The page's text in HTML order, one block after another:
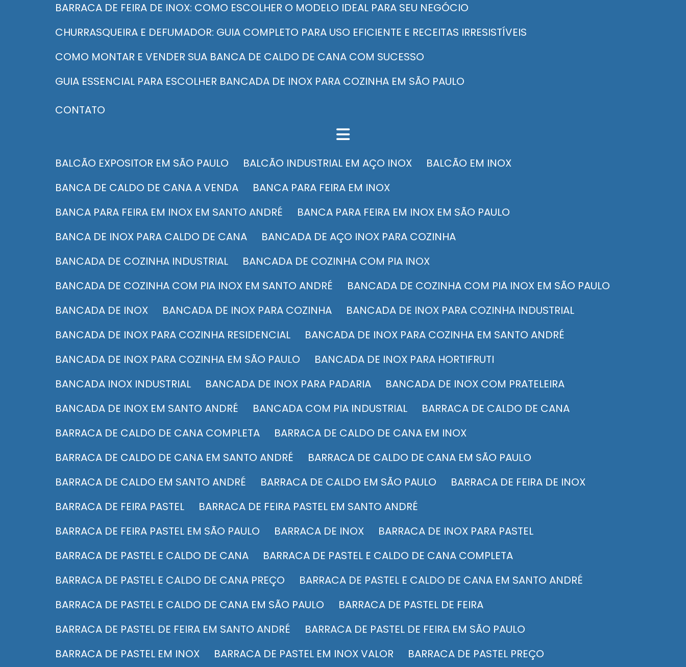
BARRACA DE FEIRA DE INOX: COMO ESCOLHER O MODELO IDEAL PARA SEU NEGÓCIO
CHURRASQUEIRA E DEFUMADOR: GUIA COMPLETO PARA USO EFICIENTE E RECEITAS IRRESISTÍVEIS
COMO MONTAR E VENDER SUA BANCA DE CALDO DE CANA COM SUCESSO
GUIA ESSENCIAL PARA ESCOLHER BANCADA DE INOX PARA COZINHA EM SÃO PAULO
CONTATO
BALCÃO EXPOSITOR EM SÃO PAULO BALCÃO INDUSTRIAL EM AÇO INOX
BALCÃO EM INOX
BANCA DE CALDO DE CANA A VENDA
BANCA PARA FEIRA EM INOX
BANCA PARA FEIRA EM INOX EM SANTO ANDRÉ
BANCA PARA FEIRA EM INOX EM SÃO PAULO
BANCA DE INOX PARA CALDO DE CANA
BANCADA DE AÇO INOX PARA COZINHA
BANCADA DE COZINHA INDUSTRIAL
BANCADA DE COZINHA COM PIA INOX
BANCADA DE COZINHA COM PIA INOX EM SANTO ANDRÉ
BANCADA DE COZINHA COM PIA INOX EM SÃO PAULO
BANCADA DE INOX
BANCADA DE INOX PARA COZINHA
BANCADA DE INOX PARA COZINHA INDUSTRIAL
BANCADA DE INOX PARA COZINHA RESIDENCIAL
BANCADA DE INOX PARA COZINHA EM SANTO ANDRÉ
BANCADA DE INOX PARA COZINHA EM SÃO PAULO
BANCADA DE INOX PARA HORTIFRUTI
BANCADA INOX INDUSTRIAL
BANCADA DE INOX PARA PADARIA
BANCADA DE INOX COM PRATELEIRA
BANCADA DE INOX EM SANTO ANDRÉ
BANCADA COM PIA INDUSTRIAL
BARRACA DE CALDO DE CANA
BARRACA DE CALDO DE CANA COMPLETA
BARRACA DE CALDO DE CANA EM INOX
BARRACA DE CALDO DE CANA EM SANTO ANDRÉ
BARRACA DE CALDO DE CANA EM SÃO PAULO
BARRACA DE CALDO EM SANTO ANDRÉ
BARRACA DE CALDO EM SÃO PAULO
BARRACA DE FEIRA DE INOX
BARRACA DE FEIRA PASTEL
BARRACA DE FEIRA PASTEL EM SANTO ANDRÉ
BARRACA DE FEIRA PASTEL EM SÃO PAULO
BARRACA DE INOX
BARRACA DE INOX PARA PASTEL
BARRACA DE PASTEL E CALDO DE CANA
BARRACA DE PASTEL E CALDO DE CANA COMPLETA
BARRACA DE PASTEL E CALDO DE CANA PREÇO
BARRACA DE PASTEL E CALDO DE CANA EM SANTO ANDRÉ
BARRACA DE PASTEL E CALDO DE CANA EM SÃO PAULO
BARRACA DE PASTEL DE FEIRA
BARRACA DE PASTEL DE FEIRA EM SANTO ANDRÉ
BARRACA DE PASTEL DE FEIRA EM SÃO PAULO
BARRACA DE PASTEL EM INOX
BARRACA DE PASTEL EM INOX VALOR
BARRACA DE PASTEL PREÇO